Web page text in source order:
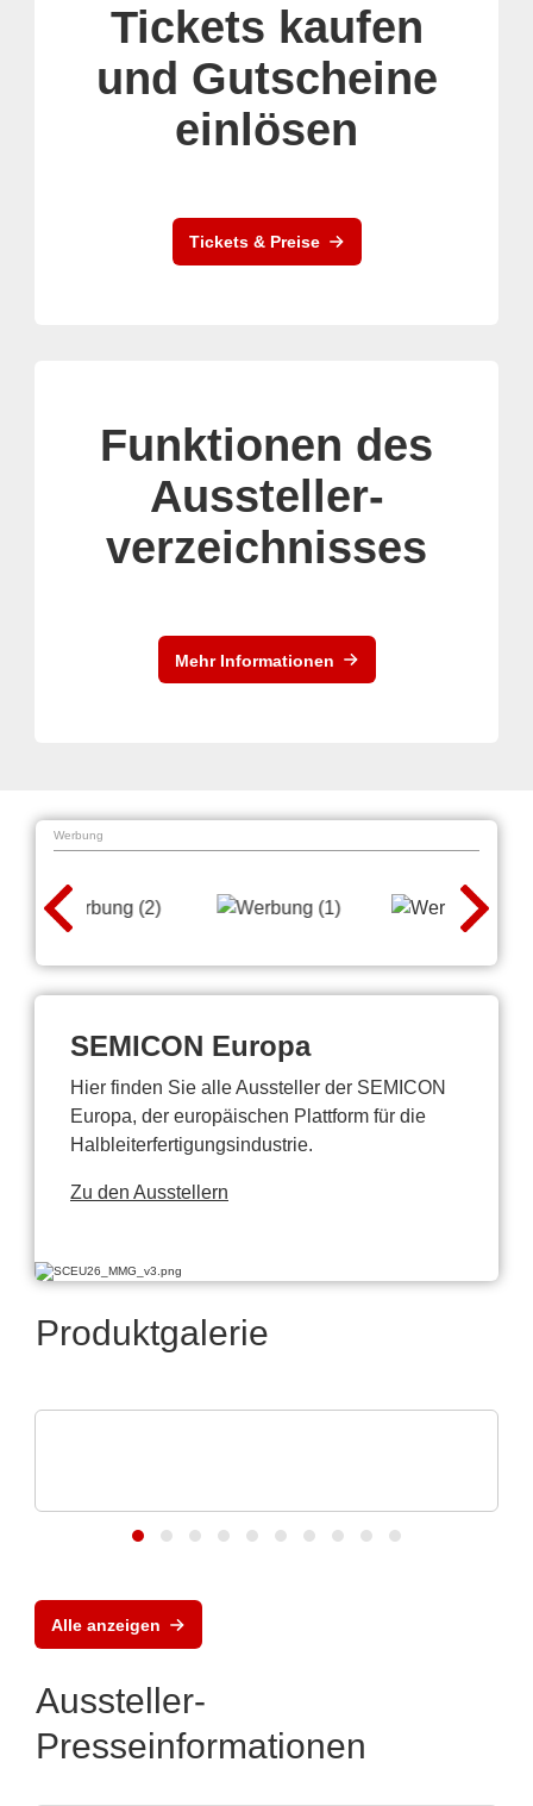
Tickets kaufen
und Gutscheine
einlösen
Tickets & Preise
Funktionen des
Aussteller-
verzeichnisses
Mehr Informationen
Werbung
SEMICON Europa
Hier finden Sie alle Aussteller der SEMICON
Europa, der europäischen Plattform für die
Halbleiterfertigungsindustrie.
Zu den Ausstellern
Produktgalerie
Alle anzeigen
Aussteller-
Presseinformationen